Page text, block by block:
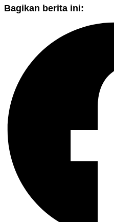
Bagikan berita ini: